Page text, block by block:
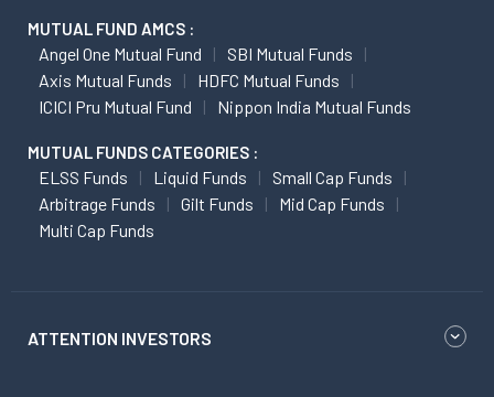
MUTUAL FUND AMCS :
Angel One Mutual Fund
SBI Mutual Funds
Axis Mutual Funds
HDFC Mutual Funds
ICICI Pru Mutual Fund
Nippon India Mutual Funds
MUTUAL FUNDS CATEGORIES :
ELSS Funds Liquid Funds
Small Cap Funds
Arbitrage Funds
Gilt Funds
Mid Cap Funds
Multi Cap Funds
ATTENTION INVESTORS